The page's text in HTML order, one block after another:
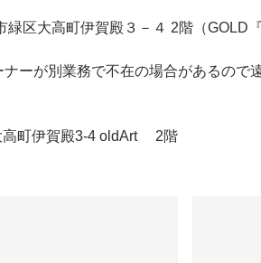
区大高町伊賀殿３－４ 2階（GOLD
が別業務で不在の場合があるので
高町伊賀殿3-4 oldArt 2階